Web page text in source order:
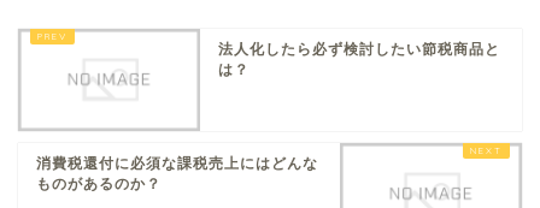
法人化したら必ず検討したい節税商品と
は？
消費税還付に必須な課税売上にはどんな
ものがあるのか？